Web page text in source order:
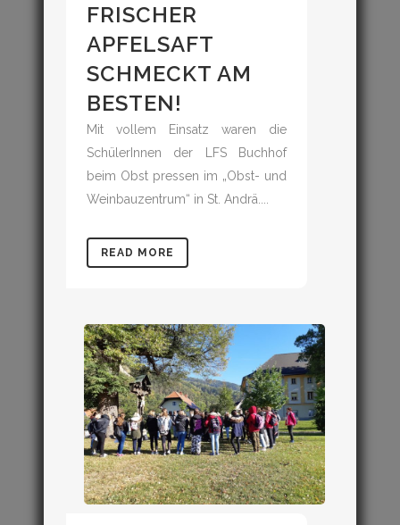
FRISCHER
APFELSAFT
SCHMECKT AM
BESTEN!
Mit vollem Einsatz waren die
SchülerInnen der LFS Buchhof
beim Obst pressen im „Obst- und
Weinbauzentrum“ in St. Andrä....
READ MORE